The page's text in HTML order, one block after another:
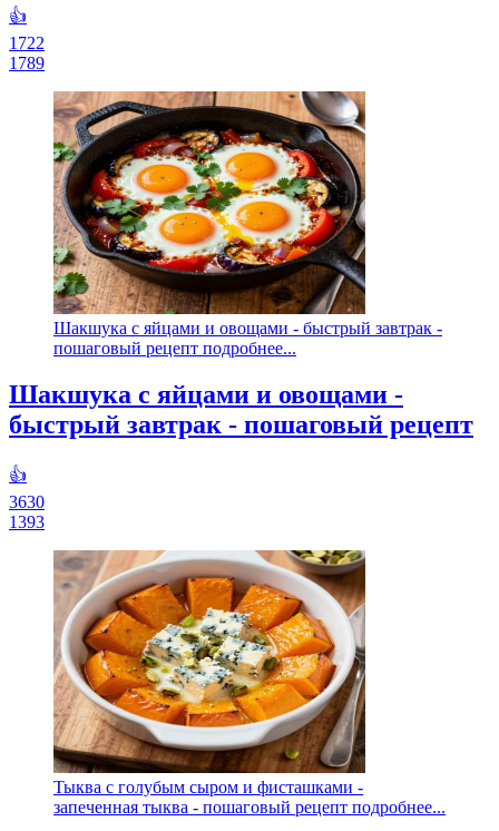
👍
1722
1789
Шакшука с яйцами и овощами - быстрый завтрак -
пошаговый рецепт подробнее...
Шакшука с яйцами и овощами -
быстрый завтрак - пошаговый рецепт
👍
3630
1393
Тыква с голубым сыром и фисташками -
запеченная тыква - пошаговый рецепт подробнее...